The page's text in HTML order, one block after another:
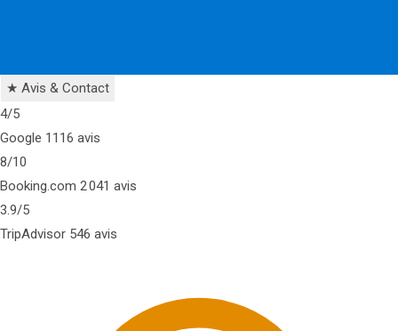
★ Avis & Contact
4/5
Google 1116 avis
8/10
Booking.com 2 041 avis
3.9/5
TripAdvisor 546 avis